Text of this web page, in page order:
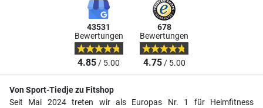
43531
Bewertungen
4.85/ 5.00
678
Bewertungen
4.75/ 5.00
Von Sport-Tiedje zu Fitshop
Seit Mai 2024 treten wir als Europas Nr. 1 für Heimfitness